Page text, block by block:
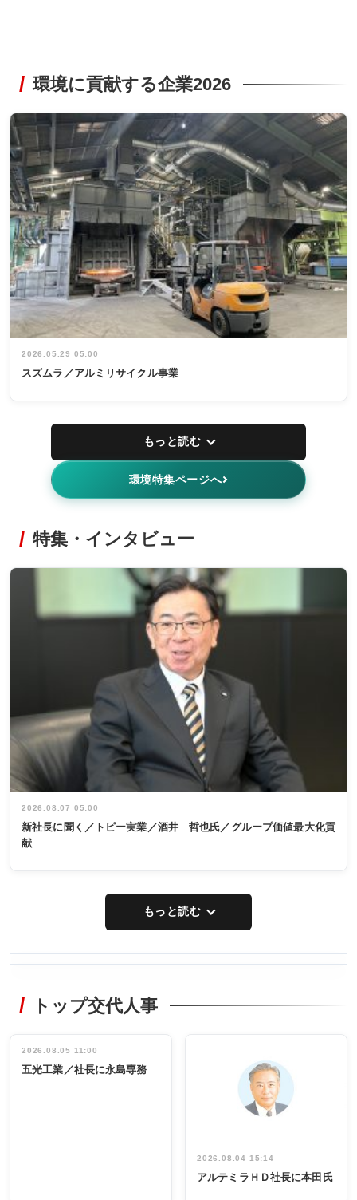
環境に貢献する企業2026
2026.05.29 05:00
スズムラ／アルミリサイクル事業
もっと読む
環境特集ページへ
特集・インタビュー
2026.08.07 05:00
新社長に聞く／トピー実業／酒井 哲也氏／グループ価値最大化貢
献
もっと読む
非鉄業界で
インタビュ
ー／社内ア
タックトレー
祝う 業界関
係者ら220人
出席
トップ交代人事
2026.08.05 11:00
五光工業／社長に永島専務
2026.08.04 15:14
アルテミラＨＤ社長に本田氏